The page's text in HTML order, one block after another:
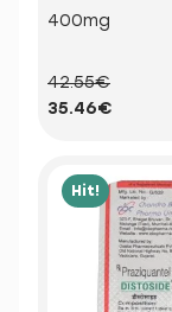
400mg
42.55€
35.46€
Hit!